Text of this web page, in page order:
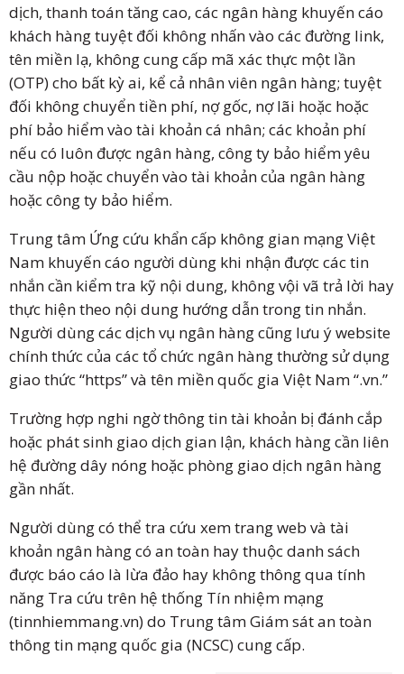
dịch, thanh toán tăng cao, các ngân hàng khuyến cáo
khách hàng tuyệt đối không nhấn vào các đường link,
tên miền lạ, không cung cấp mã xác thực một lần
(OTP) cho bất kỳ ai, kể cả nhân viên ngân hàng; tuyệt
đối không chuyển tiền phí, nợ gốc, nợ lãi hoặc hoặc
phí bảo hiểm vào tài khoản cá nhân; các khoản phí
nếu có luôn được ngân hàng, công ty bảo hiểm yêu
cầu nộp hoặc chuyển vào tài khoản của ngân hàng
hoặc công ty bảo hiểm.
Trung tâm Ứng cứu khẩn cấp không gian mạng Việt
Nam khuyến cáo người dùng khi nhận được các tin
nhắn cần kiểm tra kỹ nội dung, không vội vã trả lời hay
thực hiện theo nội dung hướng dẫn trong tin nhắn.
Người dùng các dịch vụ ngân hàng cũng lưu ý website
chính thức của các tổ chức ngân hàng thường sử dụng
giao thức “https” và tên miền quốc gia Việt Nam “.vn.”
Trường hợp nghi ngờ thông tin tài khoản bị đánh cắp
hoặc phát sinh giao dịch gian lận, khách hàng cần liên
hệ đường dây nóng hoặc phòng giao dịch ngân hàng
gần nhất.
Người dùng có thể tra cứu xem trang web và tài
khoản ngân hàng có an toàn hay thuộc danh sách
được báo cáo là lừa đảo hay không thông qua tính
năng Tra cứu trên hệ thống Tín nhiệm mạng
(tinnhiemmang.vn) do Trung tâm Giám sát an toàn
thông tin mạng quốc gia (NCSC) cung cấp.